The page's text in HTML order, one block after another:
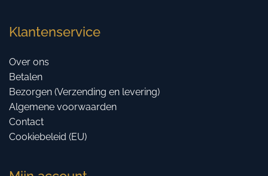
Klantenservice
Over ons
Betalen
Bezorgen (Verzending en levering)
Algemene voorwaarden
Contact
Cookiebeleid (EU)